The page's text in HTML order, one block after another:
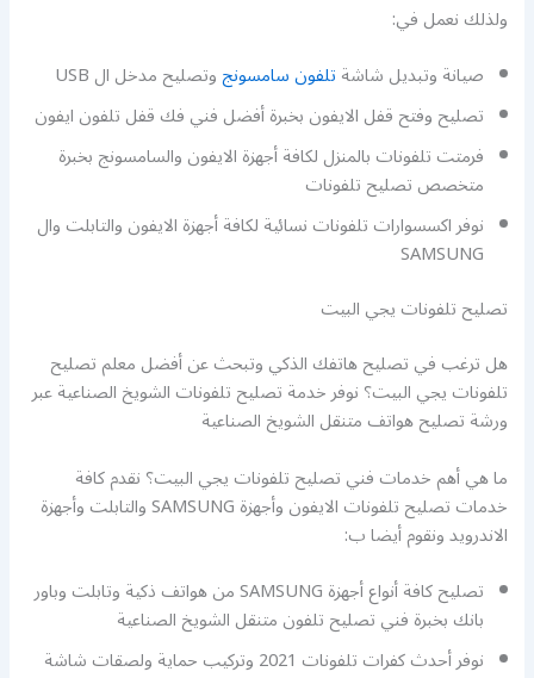
ولذلك نعمل في:
صيانة وتبديل شاشةتلفون سامسونجوتصليح مدخل ال USB
تصليح وفتح قفل الايفون بخبرة أفضل فني فك قفل تلفون ايفون
فرمتت تلفونات بالمنزل لكافة أجهزة الايفون والسامسونج بخبرة
متخصص تصليح تلفونات
نوفر اكسسوارات تلفونات نسائية لكافة أجهزة الايفون والتابلت وال
SAMSUNG
تصليح تلفونات يجي البيت
هل ترغب في تصليح هاتفك الذكي وتبحث عن أفضل معلم تصليح
تلفونات يجي البيت؟ نوفر خدمة تصليح تلفونات الشويخ الصناعية عبر
ورشة تصليح هواتف متنقل الشويخ الصناعية
ما هي أهم خدمات فني تصليح تلفونات يجي البيت؟ نقدم كافة
خدمات تصليح تلفونات الايفون وأجهزة SAMSUNG والتابلت وأجهزة
الاندرويد ونقوم أيضا ب:
تصليح كافة أنواع أجهزة SAMSUNG من هواتف ذكية وتابلت وباور
بانك بخبرة فني تصليح تلفون متنقل الشويخ الصناعية
نوفر أحدث كفرات تلفونات 2021 وتركيب حماية ولصقات شاشة